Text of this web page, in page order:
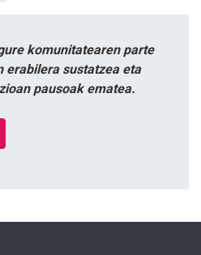
komunitatearen parte
erabilera sustatzea eta
pausoak ematea.